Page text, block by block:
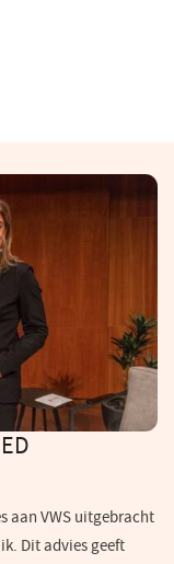
aan VWS uitgebracht
Dit advies geeft